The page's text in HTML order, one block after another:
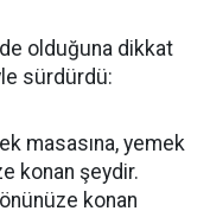
olduğuna dikkat
sürdürdü:
masasına, yemek
konan şeydir.
konan